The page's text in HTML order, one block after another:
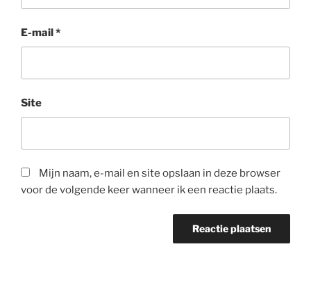
E-mail*
Site
Mijn naam, e-mail en site opslaan in deze browser
voor de volgende keer wanneer ik een reactie plaats.